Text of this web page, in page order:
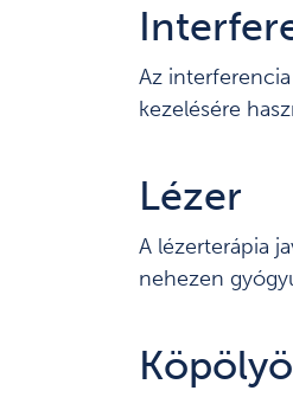
Az
kezelésére
Lézer
A lézerterápia
nehezen